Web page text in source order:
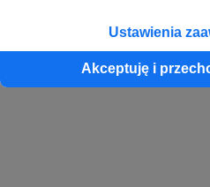
Ustawienia
Akceptuję i
konta przez osobę niepełnoletnią”